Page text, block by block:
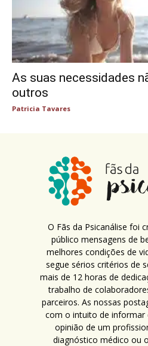
As suas necessidades
outros
Patricia Tavares
O Fãs da Psicanálise foi
público mensagens de
melhores condições de
segue sérios critérios de
mais de 12 horas de
trabalho de
parceiros. As nossas
com o intuito de informar
opinião de um
diagnóstico médico ou